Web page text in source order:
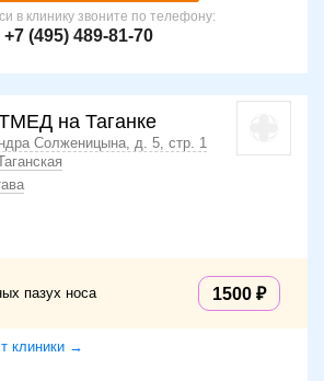
в клинику звоните по телефону:
+7 (495) 489-81-70
на Таганке
Солженицына, д. 5, стр. 1
пазух носа 1500
клиники →